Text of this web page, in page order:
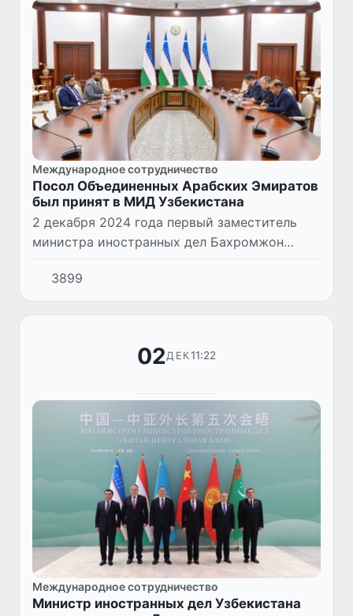
Международное сотрудничество
Посол Объединенных Арабских Эмиратов
был принят в МИД Узбекистана
2 декабря 2024 года первый заместитель
министра иностранных дел Бахромжон
Аълоев принял посла Объединенных
Арабских Эмиратов в Республике
Узбекистан Саида Матар АльКемзи.
3899
02ДЕК11:22
Международное сотрудничество
Министр иностранных дел Узбекистана